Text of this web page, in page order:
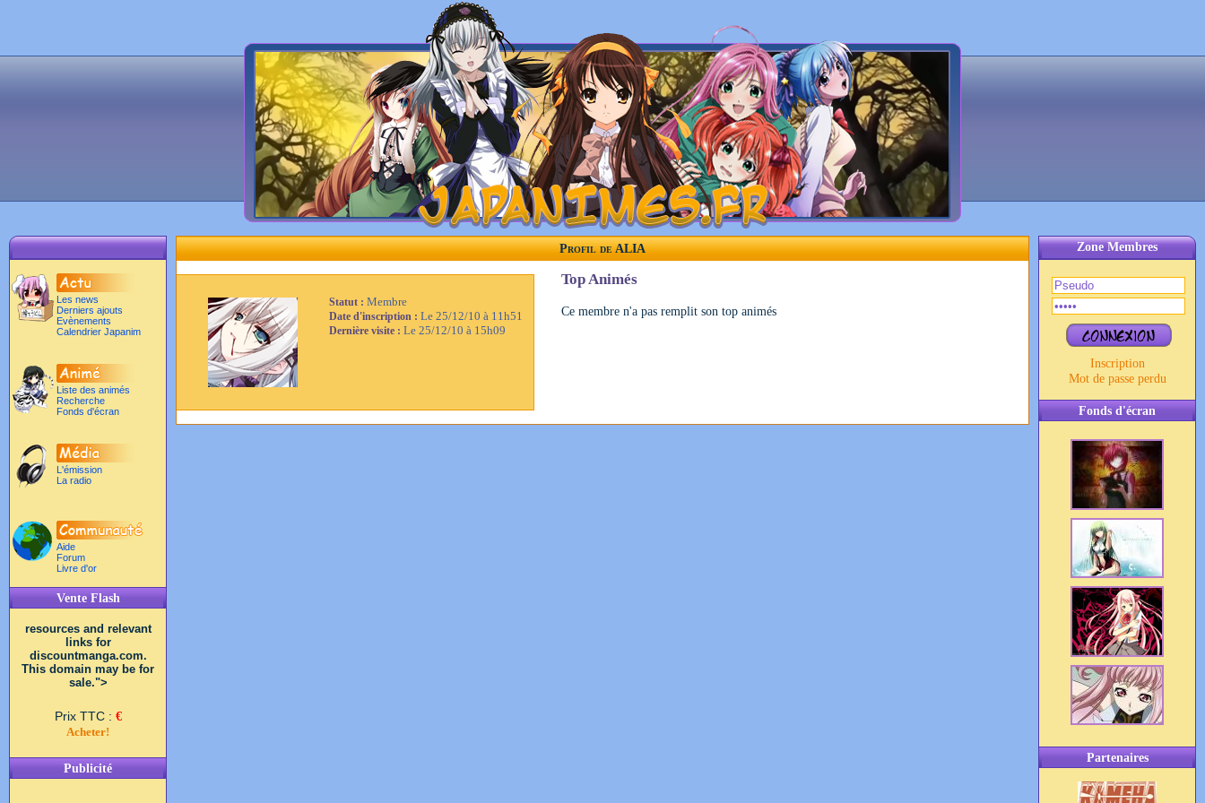
Les news
Derniers ajouts
Evènements
Calendrier Japanim
Liste des animés
Recherche
Fonds d'écran
L'émission
La radio
Aide
Forum
Livre d'or
Vente Flash
resources and relevant
links for
discountmanga.com.
This domain may be for
sale.">
Prix TTC : €
Acheter!
Publicité
Zone Membres
Inscription
Mot de passe perdu
Fonds d'écran
Partenaires
Profil de ALIA
Statut : Membre
Date d'inscription : Le 25/12/10 à 11h51
Dernière visite : Le 25/12/10 à 15h09
Top Animés
Ce membre n'a pas remplit son top animés